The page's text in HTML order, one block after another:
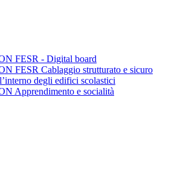
FESR - Digital board
FESR Cablaggio strutturato e sicuro
degli edifici scolastici
Apprendimento e socialità